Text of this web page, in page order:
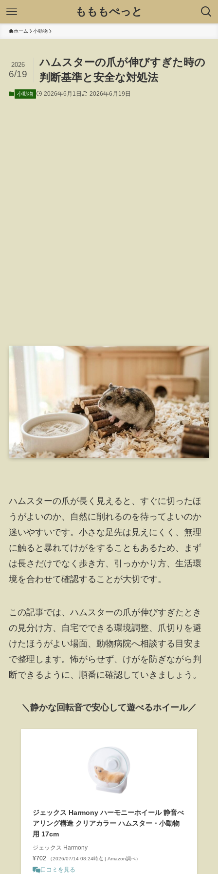
もももぺっと
ホーム 小動物
ハムスターの爪が伸びすぎた時の
判断基準と安全な対処法
2026
6/19
小動物 2026年6月1日 2026年6月19日
ハムスターの爪が長く見えると、すぐに切ったほ
うがよいのか、自然に削れるのを待ってよいのか
迷いやすいです。小さな足先は見えにくく、無理
に触ると暴れてけがをすることもあるため、まず
は長さだけでなく歩き方、引っかかり方、生活環
境を合わせて確認することが大切です。
この記事では、ハムスターの爪が伸びすぎたとき
の見分け方、自宅でできる環境調整、爪切りを避
けたほうがよい場面、動物病院へ相談する目安ま
で整理します。怖がらせず、けがを防ぎながら判
断できるように、順番に確認していきましょう。
＼静かな回転音で安心して遊べるホイール／
ジェックス Harmony ハーモニーホイール 静音べ
アリング構造 クリアカラー ハムスター・小動物
用 17cm
ジェックス Harmony
¥702
（2026/07/14 08:24時点 | Amazon調べ）
口コミを見る